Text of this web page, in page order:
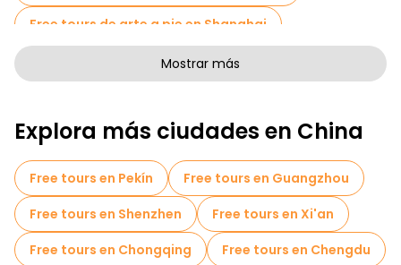
Free tours de arte a pie en Shanghai
Free tours a pie para familias en Shanghai
Tours fotográficos en Shanghai
Entradas Skip The Line en Shanghai
Cruceros en Shanghai
Tours mercados en Shanghai
Mostrar más
Explora más ciudades en China
Free tours en Pekín
Free tours en Guangzhou
Free tours en Shenzhen
Free tours en Xi'an
Free tours en Chongqing
Free tours en Chengdu